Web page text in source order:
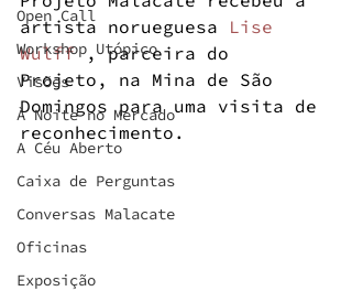
Open Call
Workshop Utópico
Visões
À Noite no Mercado
A Céu Aberto
Caixa de Perguntas
Conversas Malacate
Oficinas
Exposição
artista norueguesa Lise
Wulff , parceira do
Projeto, na Mina de São
Domingos para uma visita de
reconhecimento.